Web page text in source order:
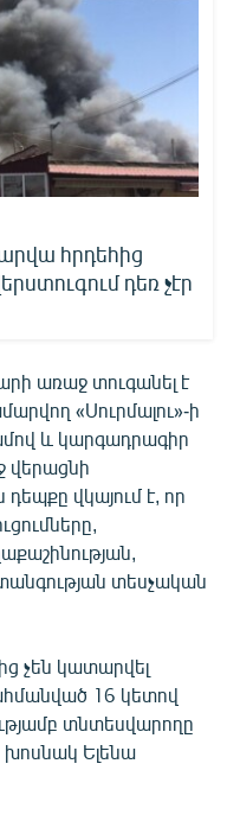
հրդեհից
դեռ չէր
առաջ տուգանել է
«Սուրմալու»-ի
և կարգադրագիր
վերացնի
վկայում է, որ
տեսչական
չեն կատարվել
16 կետով
տնտեսվարողը
խոսնակ Ելենա